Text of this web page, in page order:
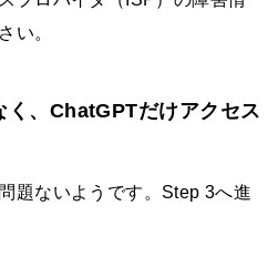
い。
、ChatGPTだけアクセス
題ないようです。Step 3へ進